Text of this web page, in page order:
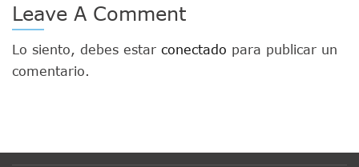
Leave A Comment
Lo siento, debes estar conectado para publicar un
comentario.